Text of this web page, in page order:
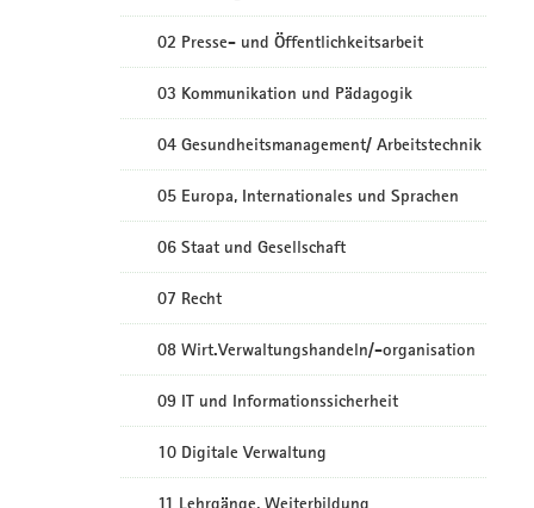
02 Presse- und Öffentlichkeitsarbeit
03 Kommunikation und Pädagogik
04 Gesundheitsmanagement/ Arbeitstechnik
05 Europa, Internationales und Sprachen
06 Staat und Gesellschaft
07 Recht
08 Wirt.Verwaltungshandeln/-organisation
09 IT und Informationssicherheit
10 Digitale Verwaltung
11 Lehrgänge, Weiterbildung